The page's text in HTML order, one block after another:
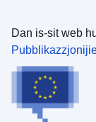
Dan is-sit web